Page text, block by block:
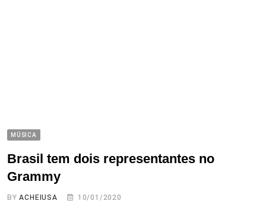
MÚSICA
Brasil tem dois representantes no
Grammy
BYACHEIUSA 10/01/2020